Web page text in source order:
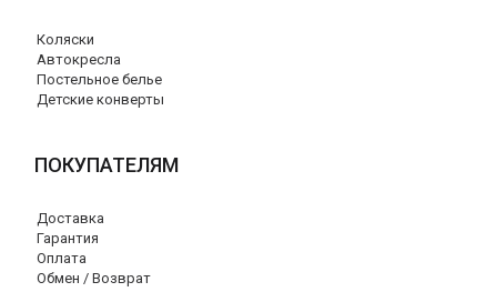
Коляски
Автокресла
Постельное белье
Детские конверты
ПОКУПАТЕЛЯМ
Доставка
Гарантия
Оплата
Обмен / Возврат